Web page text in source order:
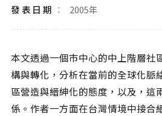
索引
標籤雲
相關網站
關於
發表日期
2005年
本文透過一個市中心的中上階層社
構與轉化，分析在當前的全球化脈
區營造與縉紳化的態度，以及，這
係。作者一方面在台灣情境中接合